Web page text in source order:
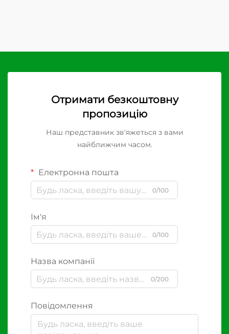
Отримати безкоштовну
пропозицію
Наш представник зв'яжеться з вами
найближчим часом.
Електронна пошта
0/100
Ім'я
0/100
Назва компанії
0/200
Повідомлення